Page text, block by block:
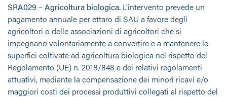
SRA029 – Agricoltura biologica. L’intervento prevede un
pagamento annuale per ettaro di SAU a favore degli
agricoltori o delle associazioni di agricoltori che si
impegnano volontariamente a convertire e a mantenere le
superfici coltivate ad agricoltura biologica nel rispetto del
Regolamento (UE) n. 2018/848 e dei relativi regolamenti
attuativi, mediante la compensazione dei minori ricavi e/o
maggiori costi dei processi produttivi collegati al rispetto del